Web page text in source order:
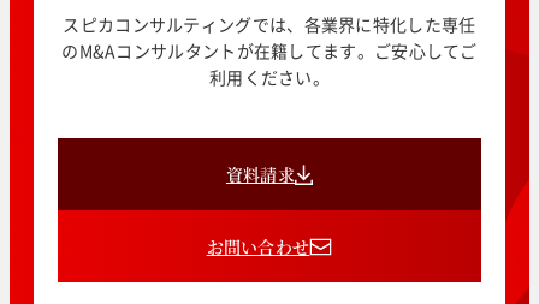
スピカコンサルティングでは、各業界に特化した専任
のM&Aコンサルタントが在籍してます。ご安心してご
利用ください。
資料請求
お問い合わせ